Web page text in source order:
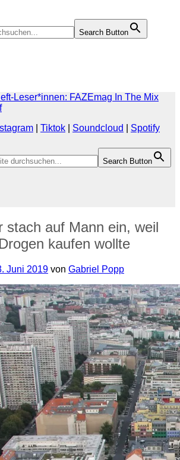
Search Button
Search Button
Leser*innen: FAZEmag In The Mix
Tiktok Soundcloud
Spotify
stach auf Mann ein, weil
kaufen wollte
Juni 2019 von Gabriel Popp